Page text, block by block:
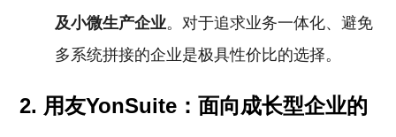
及小微生产企业。对于追求业务一体化、避免
多系统拼接的企业是极具性价比的选择。
2. 用友YonSuite：面向成长型企业的